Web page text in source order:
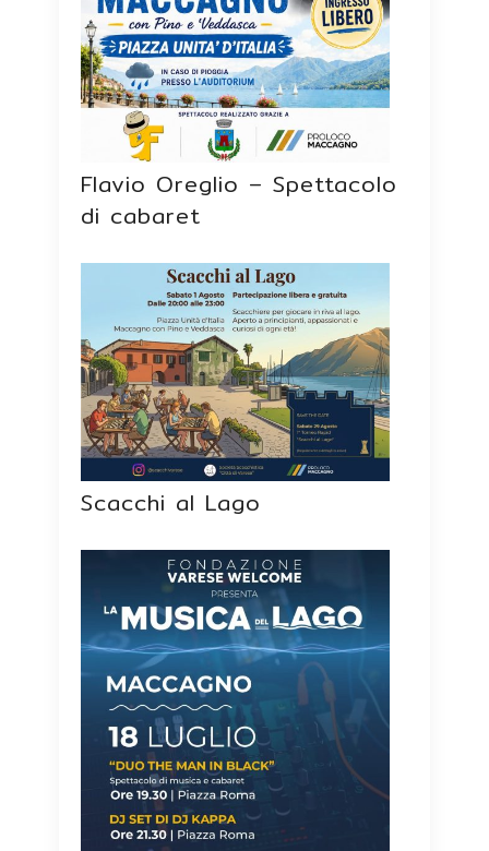
Flavio Oreglio – Spettacolo
di cabaret
Scacchi al Lago